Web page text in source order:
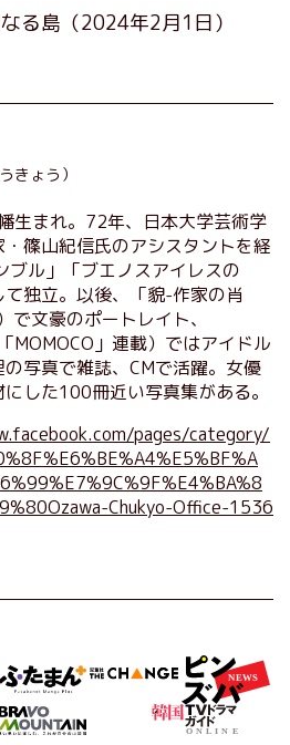
る島 （2024年2月1日）
きょう）
生まれ。72年、日本大学芸術学
篠山紀信氏のアシスタントを経
ブル」「ブエノスアイレスの
独立。以後、「貌-作家の肖
文豪のポートレイト、
MOMOCO」連載）ではアイドル
写真で雑誌、CMで活躍。女優
した100冊近い写真集がある。
pages/category/
Chukyo-Office-1536